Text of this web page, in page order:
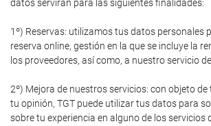
datos servirán para las siguientes finalidades:
1º) Reservas: utilizamos tus datos personales
reserva online, gestión en la que se incluye la
los proveedores, así como, a nuestro servicio
2º) Mejora de nuestros servicios: con objeto
tu opinión, TGT puede utilizar tus datos para
sobre tu experiencia en alguno de los servicios